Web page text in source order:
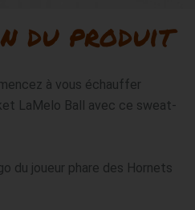
du produit
à vous échauffer
LaMelo Ball avec ce sweat-
du joueur phare des Hornets